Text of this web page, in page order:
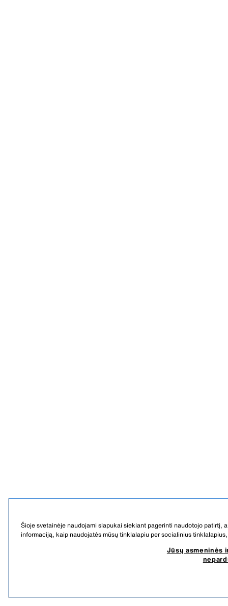
Šioje svetainėje naudojami slapukai siekiant pagerinti naudotojo patirtį,
informaciją, kaip naudojatės mūsų tinklalapiu per socialinius
Jūsų asmeninės